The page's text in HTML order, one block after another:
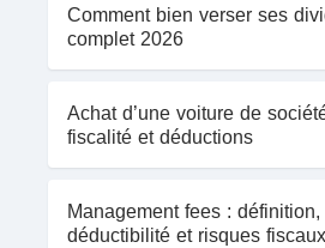
Comment bien verser ses
complet 2026
Achat d’une voiture de
fiscalité et déductions
Management fees :
déductibilité et risques